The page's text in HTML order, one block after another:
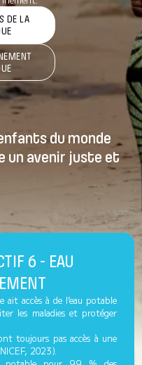
DE LA
du monde
un avenir juste et
6 - EAU
accès à de l’eau potable
les maladies et protéger
toujours pas accès à une
2023).